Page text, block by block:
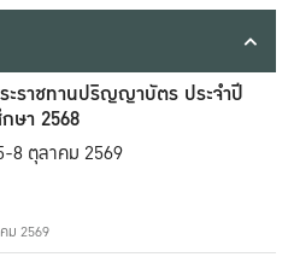
ราชทานปริญญาบัตร ประจำปี
ษา 2568
8 ตุลาคม 2569
ม 2569